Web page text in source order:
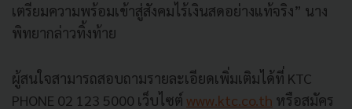
เตรียมความพร้อมเข้าสู่สังคมไร้เงินสดอย่างแท้จริง” นาง
พิทยากล่าวทิ้งท้าย
ผู้สนใจสามารถสอบถามรายละเอียดเพิ่มเติมได้ที่ KTC
PHONE 02 123 5000 เว็บไซต์ www.ktc.co.th หรือสมัคร